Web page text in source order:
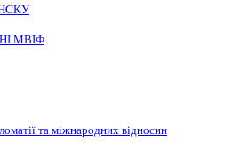
НCКУ
МВІФ
та міжнародних відносин